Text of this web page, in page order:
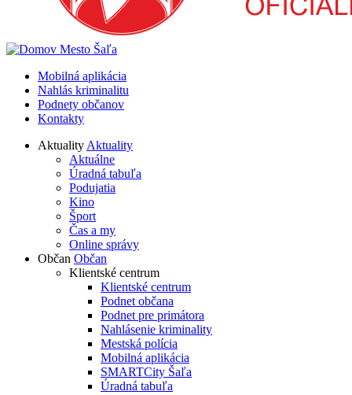
Mobilná aplikácia
Nahlás kriminalitu
Podnety občanov
Kontakty
AktualityAktuality
Aktuálne
Úradná tabuľa
Podujatia
Kino
Šport
Čas a my
Online správy
Občan Občan
Klientské centrum
Klientské centrum
Podnet občana
Podnet pre primátora
Nahlásenie kriminality
Mestská polícia
Mobilná aplikácia
SMARTCity Šaľa
Úradná tabuľa